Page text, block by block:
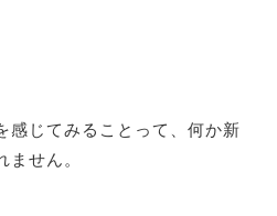
感じてみることって、何か新
ません。